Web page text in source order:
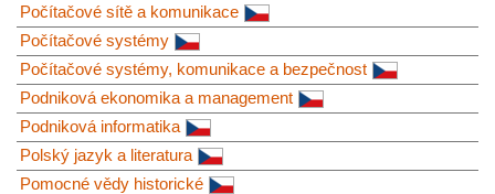
Počítačové sítě a komunikace
Počítačové systémy
Počítačové systémy, komunikace a bezpečnost
Podniková ekonomika a management
Podniková informatika
Polský jazyk a literatura
Pomocné vědy historické